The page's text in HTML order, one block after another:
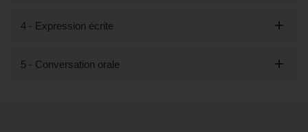
4 - Expression écrite
5 - Conversation orale